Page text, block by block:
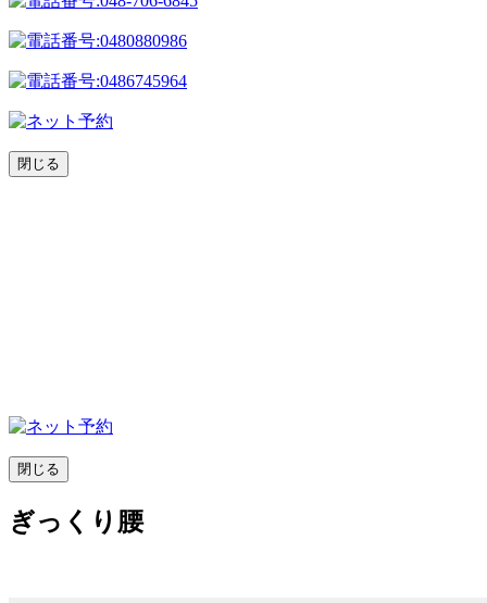
閉じる
閉じる
ぎっくり腰